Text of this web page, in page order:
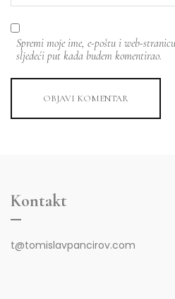
Spremi moje ime, e-poštu i web-
sljedeći put kada budem komentirao.
OBJAVI KOMENTAR
Kontakt
t@tomislavpancirov.com